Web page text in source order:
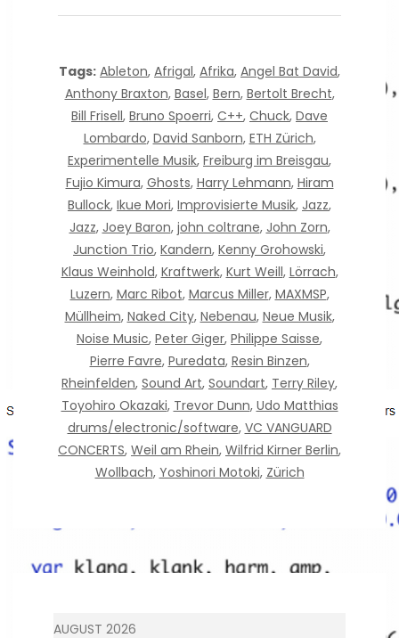
Tags: Ableton, Afrigal, Afrika, Angel Bat David,
Anthony Braxton, Basel, Bern, Bertolt Brecht,
Bill Frisell, Bruno Spoerri, C++, Chuck, Dave
Lombardo, David Sanborn, ETH Zürich,
Experimentelle Musik, Freiburg im Breisgau,
Fujio Kimura, Ghosts, Harry Lehmann, Hiram
Bullock, Ikue Mori, Improvisierte Musik, Jazz,
Jazz, Joey Baron, john coltrane, John Zorn,
Junction Trio, Kandern, Kenny Grohowski,
Klaus Weinhold, Kraftwerk, Kurt Weill, Lörrach,
Luzern, Marc Ribot, Marcus Miller, MAXMSP,
Müllheim, Naked City, Nebenau, Neue Musik,
Noise Music, Peter Giger, Philippe Saisse,
Pierre Favre, Puredata, Resin Binzen,
Rheinfelden, Sound Art, Soundart, Terry Riley,
Toyohiro Okazaki, Trevor Dunn, Udo Matthias
drums/electronic/software, VC VANGUARD
CONCERTS, Weil am Rhein, Wilfrid Kirner Berlin,
Wollbach, Yoshinori Motoki, Zürich
AUGUST 2026